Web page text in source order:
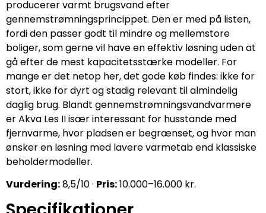
producerer varmt brugsvand efter
gennemstrømningsprincippet. Den er med på listen,
fordi den passer godt til mindre og mellemstore
boliger, som gerne vil have en effektiv løsning uden at
gå efter de mest kapacitetsstærke modeller. For
mange er det netop her, det gode køb findes: ikke for
stort, ikke for dyrt og stadig relevant til almindelig
daglig brug. Blandt gennemstrømningsvandvarmere
er Akva Les II især interessant for husstande med
fjernvarme, hvor pladsen er begrænset, og hvor man
ønsker en løsning med lavere varmetab end klassiske
beholdermodeller.
Vurdering:8,5/10 · Pris:10.000–16.000 kr.